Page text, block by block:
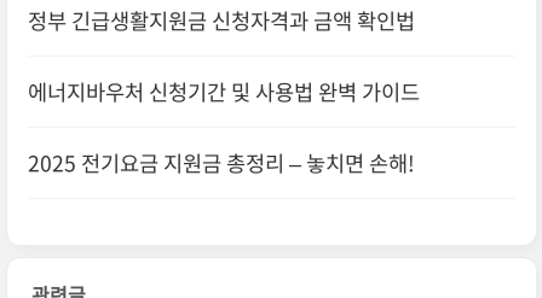
정부 긴급생활지원금 신청자격과 금액 확인법
에너지바우처 신청기간 및 사용법 완벽 가이드
2025 전기요금 지원금 총정리 – 놓치면 손해!